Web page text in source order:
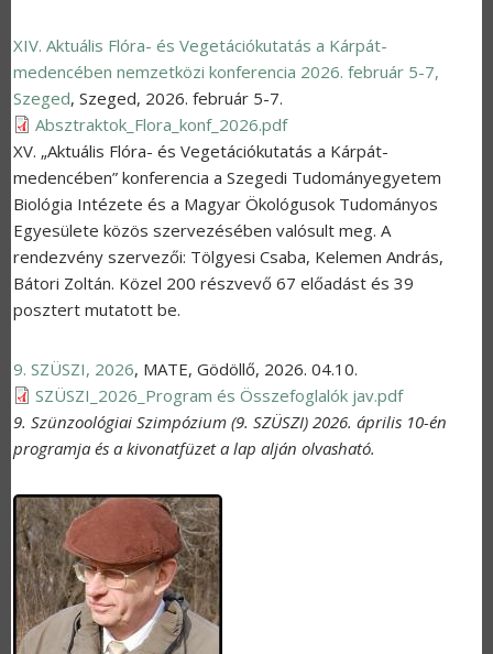
XIV. Aktuális Flóra- és Vegetációkutatás a Kárpát-
medencében nemzetközi konferencia 2026. február 5-7,
Szeged, Szeged, 2026. február 5-7.
Absztraktok_Flora_konf_2026.pdf
XV. „Aktuális Flóra- és Vegetációkutatás a Kárpát-
medencében” konferencia a Szegedi Tudományegyetem
Biológia Intézete és a Magyar Ökológusok Tudományos
Egyesülete közös szervezésében valósult meg. A
rendezvény szervezői: Tölgyesi Csaba, Kelemen András,
Bátori Zoltán. Közel 200 részvevő 67 előadást és 39
posztert mutatott be.
9. SZÜSZI, 2026, MATE, Gödöllő, 2026. 04.10.
SZÜSZI_2026_Program és Összefoglalók jav.pdf
9. Szünzoológiai Szimpózium (9. SZÜSZI) 2026. április 10-én
programja és a kivonatfüzet a lap alján olvasható.